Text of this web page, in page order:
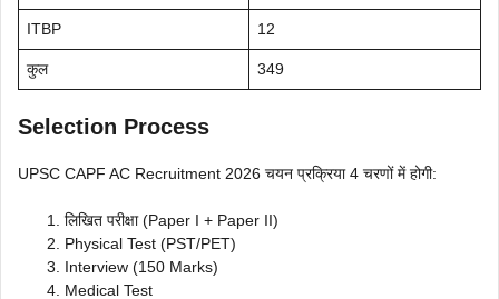
ITBP 12
कुल 349
Selection Process
UPSC CAPF AC Recruitment 2026 चयन प्रक्रिया 4 चरणों में होगी:
लिखित परीक्षा (Paper I + Paper II)
Physical Test (PST/PET)
Interview (150 Marks)
Medical Test